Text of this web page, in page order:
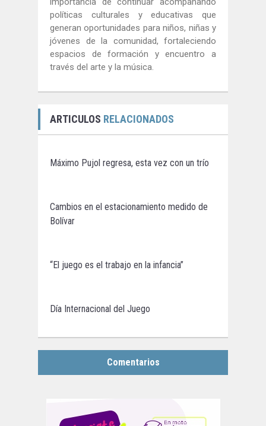
políticas culturales y educativas que
generan oportunidades para niños, niñas y
jóvenes de la comunidad, fortaleciendo
espacios de formación y encuentro a
través del arte y la música.
ARTICULOS RELACIONADOS
Máximo Pujol regresa, esta vez con un trío
Cambios en el estacionamiento medido de
Bolívar
“El juego es el trabajo en la infancia”
Día Internacional del Juego
Comentarios